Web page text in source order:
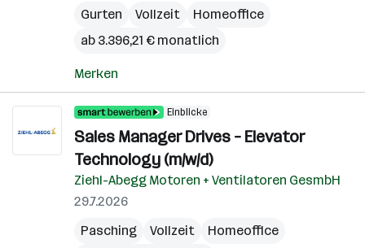
Gurten
Vollzeit
Homeoffice
ab 3.396,21 € monatlich
Merken
Einblicke
Sales Manager Drives – Elevator
Technology (m/w/d)
Ziehl-Abegg Motoren + Ventilatoren GesmbH
29.7.2026
Pasching
Vollzeit
Homeoffice